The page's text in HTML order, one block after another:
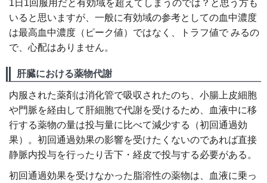
1日1回服用だと有効域を超えてしまうのでは？と思う方も
いると思いますが、一般に有効域の参考としての血中濃度
は最高血中濃度（ピーク値）ではなく、トラフ値で みるの
で、心配はありません。
肝臓における薬物代謝
内服された薬剤は消化管で吸収されたのち、小腸上皮細胞
や門脈を経由して肝細胞で代謝を受けるため、血液中に移
行する薬物の量は投与量に比べて減少する（初回通過効
果）。初回通過効果の影響を受けたくないのであれば直接
静脈内投与を行ったり舌下・経皮で投与する必要がある。
初回通過効果を受けなかった脂溶性の薬物は、血液に乗っ